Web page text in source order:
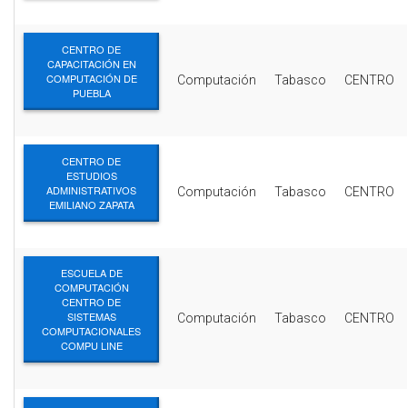
CENTRO DE
CAPACITACIÓN EN
COMPUTACIÓN DE
PUEBLA
Computación Tabasco CENTRO
CENTRO DE
ESTUDIOS
ADMINISTRATIVOS
EMILIANO ZAPATA
Computación Tabasco CENTRO
ESCUELA DE
COMPUTACIÓN
CENTRO DE
SISTEMAS
COMPUTACIONALES
COMPU LINE
Computación Tabasco CENTRO